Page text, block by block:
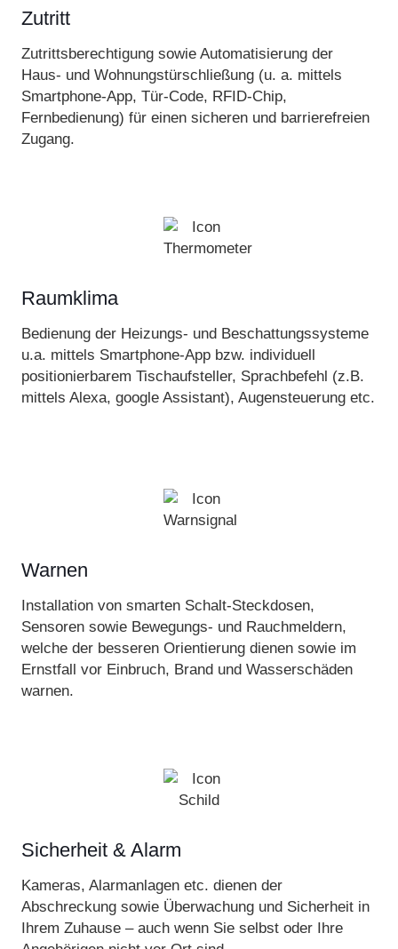
Zutritt
Zutrittsberechtigung sowie Automatisierung der
Haus- und Wohnungstürschließung (u. a. mittels
Smartphone-App, Tür-Code, RFID-Chip,
Fernbedienung) für einen sicheren und barrierefreien
Zugang.
Raumklima
Bedienung der Heizungs- und Beschattungssysteme
u.a. mittels Smartphone-App bzw. individuell
positionierbarem Tischaufsteller, Sprachbefehl (z.B.
mittels Alexa, google Assistant), Augensteuerung etc.
Warnen
Installation von smarten Schalt-Steckdosen,
Sensoren sowie Bewegungs- und Rauchmeldern,
welche der besseren Orientierung dienen sowie im
Ernstfall vor Einbruch, Brand und Wasserschäden
warnen.
Sicherheit & Alarm
Kameras, Alarmanlagen etc. dienen der
Abschreckung sowie Überwachung und Sicherheit in
Ihrem Zuhause – auch wenn Sie selbst oder Ihre